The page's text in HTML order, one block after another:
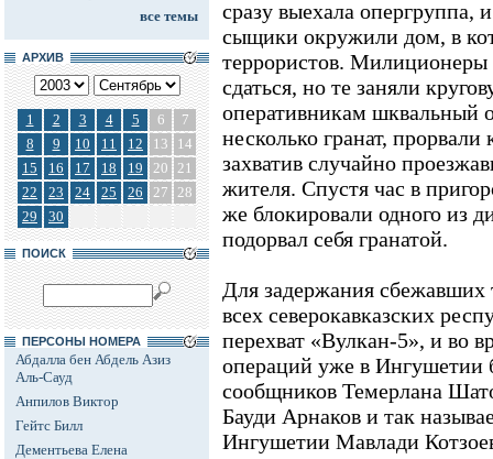
все темы
АРХИВ
1 2 3 4 5 6
7
8
9 10 11 12 13
14
15
16 17 18 19 20 21
22
23 24 25 26 27 28
29
30
ПОИСК
ПЕРСОНЫ НОМЕРА
Абдалла бен Абдель Азиз
Аль-Сауд
Анпилов Виктор
Гейтс Билл
Дементьева Елена
сразу выехала опергруппа,
сыщики окружили дом, в
террористов.
сдаться, но те заняли
оперативникам шквальный
несколько гранат,
захватив случайно
жителя. Спустя час в
же блокировали одного из
подорвал себя гранатой.
Для задержания сбежавших
всех северокавказских
перехват «Вулкан-5», и во
операций уже в Ингушетии
сообщников Темерлана
Бауди Арнаков и так
Ингушетии Мавлади